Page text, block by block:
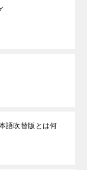
語吹替版とは何